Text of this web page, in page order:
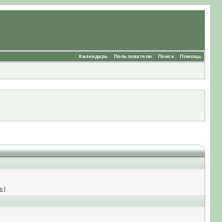
Помощь
Поиск
Пользователи
Календарь
]